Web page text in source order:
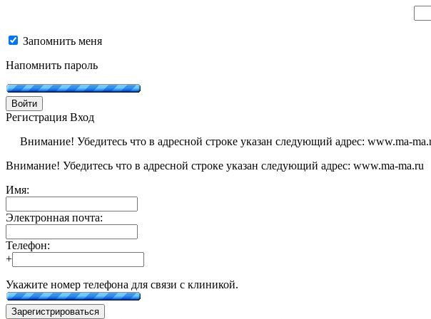
Запомнить меня
Напомнить пароль
Войти
Регистрация Вход
Внимание! Убедитесь что в адресной строке указан следующий адрес: www.ma-
Внимание! Убедитесь что в адресной строке указан следующий адрес: www.ma-ma.ru
Имя:
Электронная почта:
Телефон:
+
Укажите номер телефона для связи с клиникой.
Зарегистрироваться